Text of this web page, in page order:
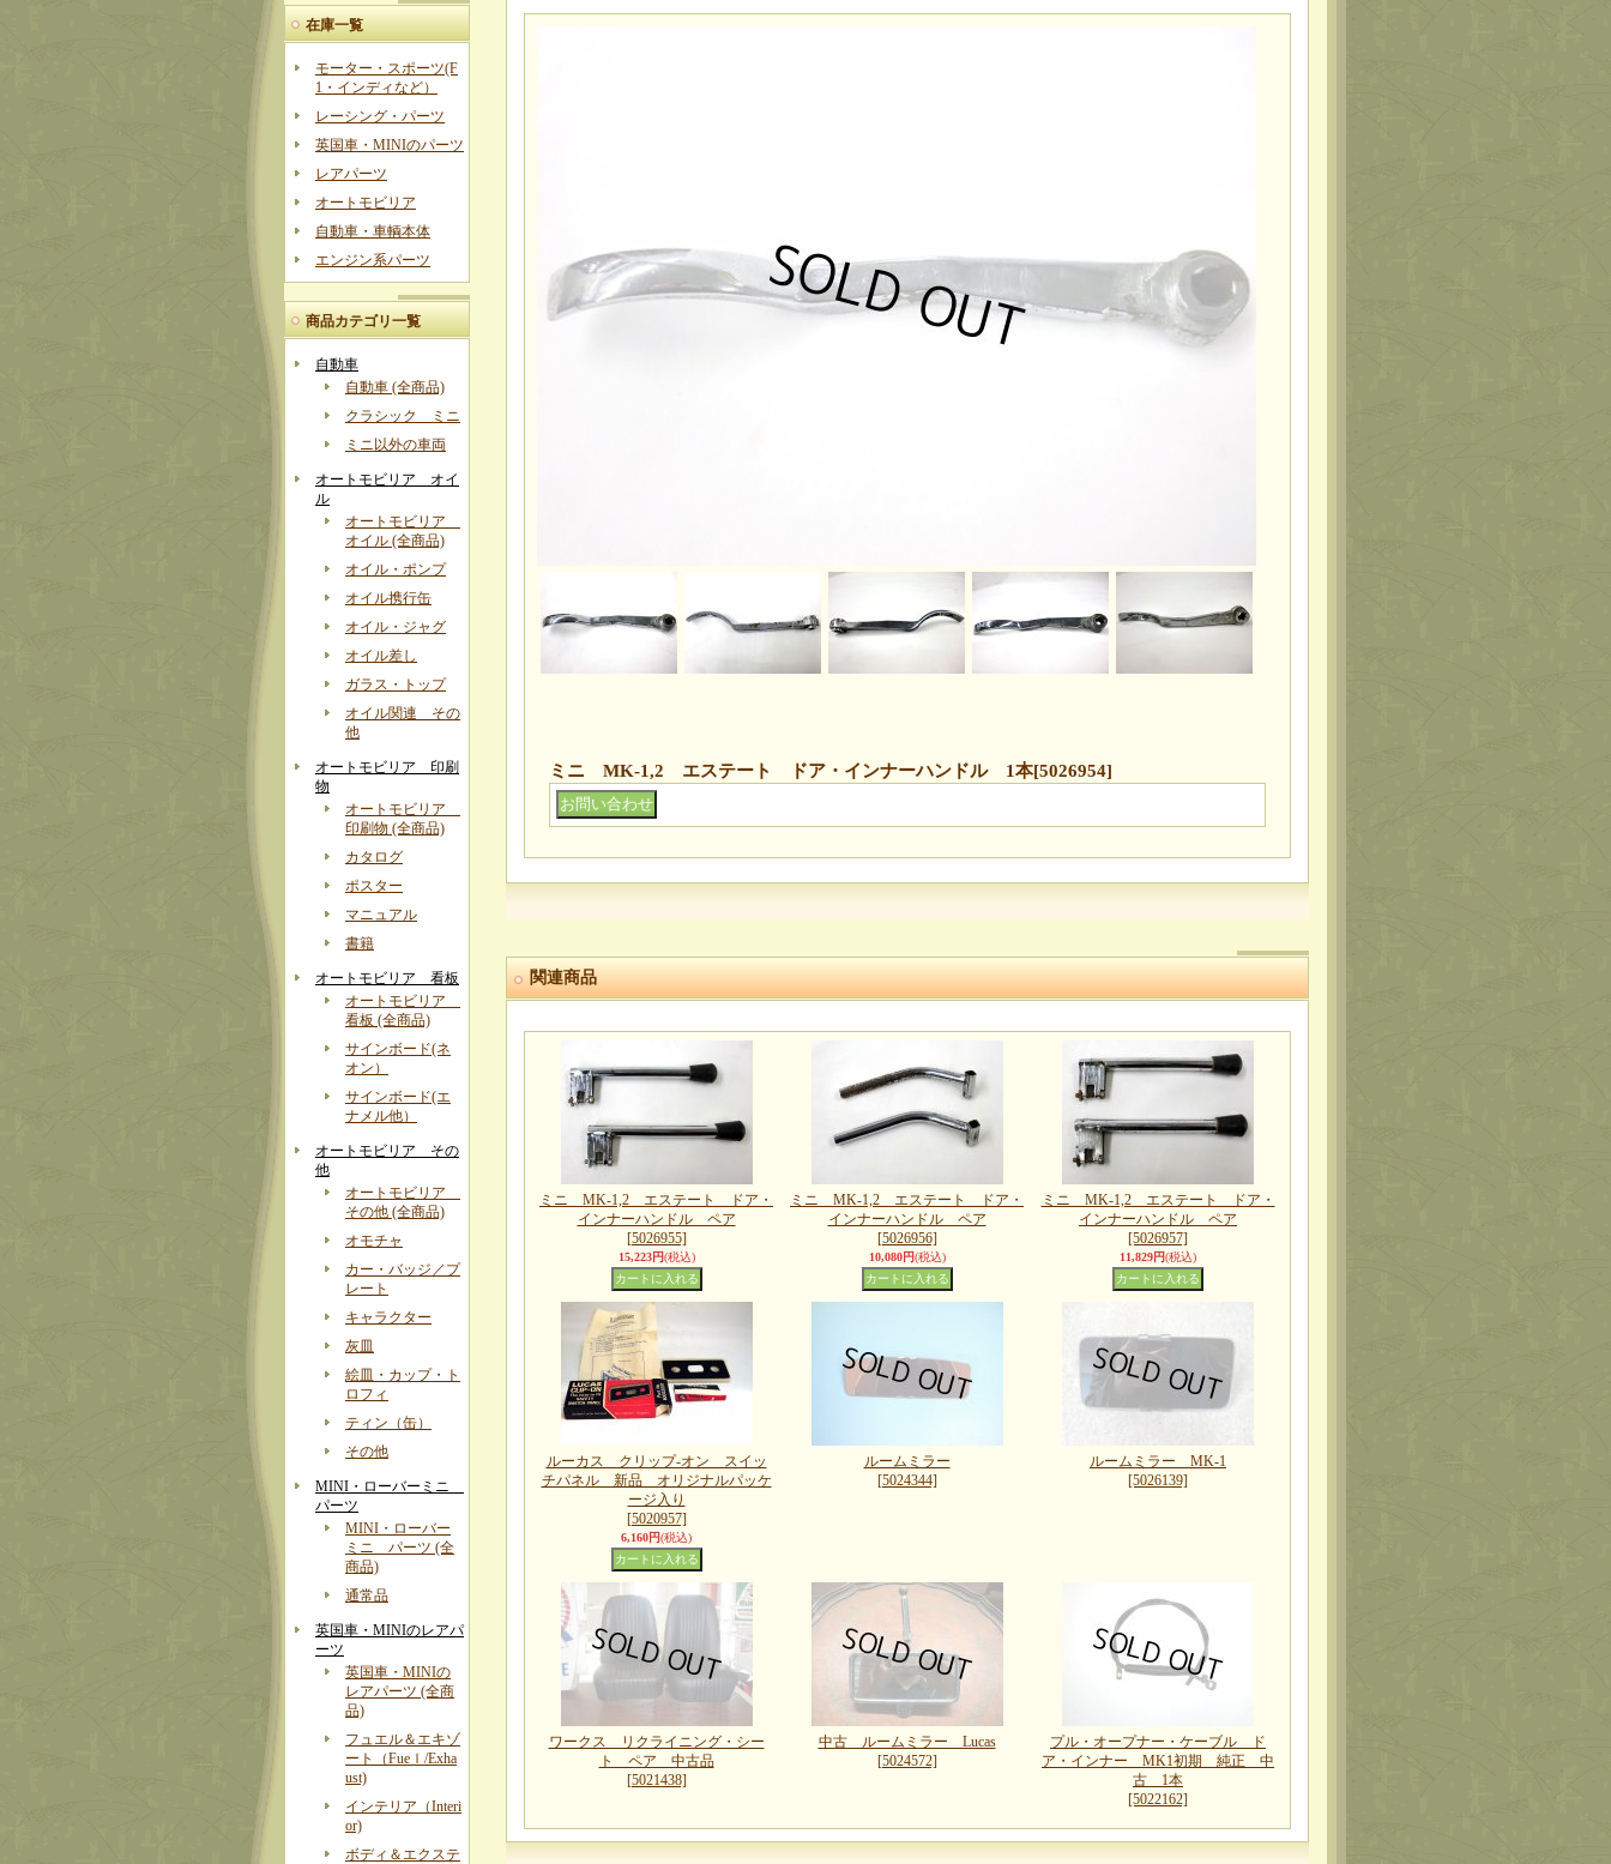
在庫一覧
モーター・スポーツ(F
1・インディなど）
レーシング・パーツ
英国車・MINIのパーツ
レアパーツ
オートモビリア
自動車・車輌本体
エンジン系パーツ
商品カテゴリ一覧
自動車
自動車 (全商品)
クラシック ミニ
ミニ以外の車両
オートモビリア オイ
ル
オートモビリア
オイル (全商品)
オイル・ポンプ
オイル携行缶
オイル・ジャグ
オイル差し
ガラス・トップ
オイル関連 その
他
オートモビリア 印刷
物
オートモビリア
印刷物 (全商品)
カタログ
ポスター
マニュアル
書籍
オートモビリア 看板
オートモビリア
看板 (全商品)
サインボード(ネ
オン）
サインボード(エ
ナメル他）
オートモビリア その
他
オートモビリア
その他 (全商品)
オモチャ
カー・バッジ／プ
レート
キャラクター
灰皿
絵皿・カップ・ト
ロフィ
ティン（缶）
その他
MINI・ローバーミニ
パーツ
MINI・ローバー
ミニ パーツ (全
商品)
通常品
英国車・MINIのレアパ
ーツ
英国車・MINIの
レアパーツ (全商
品)
フュエル＆エキゾ
ート（Fueｌ/Exha
ust)
インテリア（Interi
or)
ボディ＆エクステ
ミニ MK-1,2 エステート ドア・インナーハンドル 1本[5026954]
関連商品
ミニ MK-1,2 エステート ドア・
インナーハンドル ペア
[5026955]
15,223円(税込)
ミニ MK-1,2 エステート ドア・
インナーハンドル ペア
[5026956]
10,080円(税込)
ミニ MK-1,2 エステート ドア・
インナーハンドル ペア
[5026957]
11,829円(税込)
ルーカス クリップ‐オン スイッ
チパネル 新品 オリジナルパッケ
ージ入り
[5020957]
6,160円(税込)
ルームミラー
[5024344]
ルームミラー MK-1
[5026139]
ワークス リクライニング・シー
ト ペア 中古品
[5021438]
中古 ルームミラー Lucas
[5024572]
プル・オープナー・ケーブル ド
ア・インナー MK1初期 純正 中
古 1本
[5022162]